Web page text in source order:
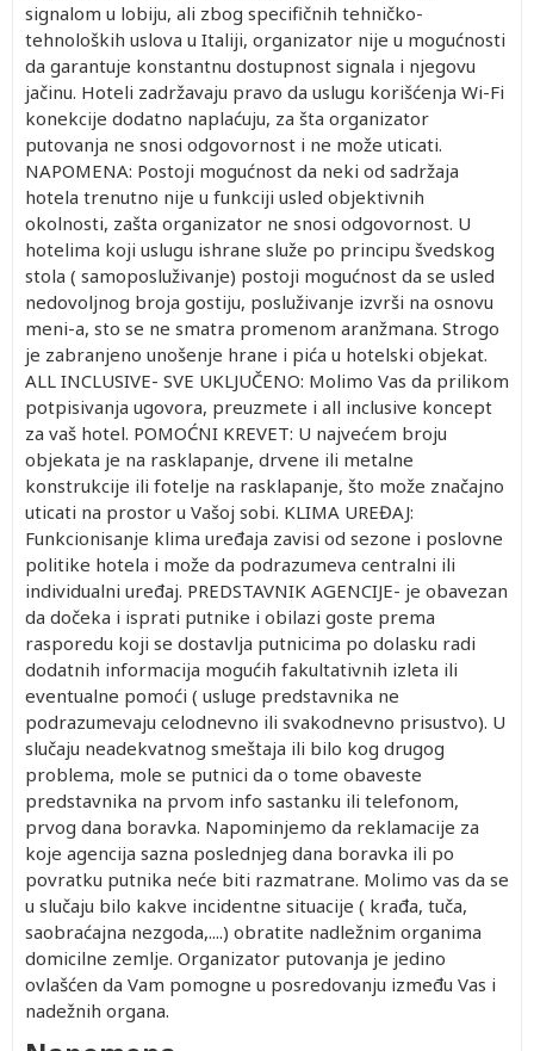
signalom u lobiju, ali zbog specifičnih tehničko-
tehnoloških uslova u Italiji, organizator nije u mogućnosti
da garantuje konstantnu dostupnost signala i njegovu
jačinu. Hoteli zadržavaju pravo da uslugu korišćenja Wi-Fi
konekcije dodatno naplaćuju, za šta organizator
putovanja ne snosi odgovornost i ne može uticati.
NAPOMENA: Postoji mogućnost da neki od sadržaja
hotela trenutno nije u funkciji usled objektivnih
okolnosti, zašta organizator ne snosi odgovornost. U
hotelima koji uslugu ishrane služe po principu švedskog
stola ( samoposluživanje) postoji mogućnost da se usled
nedovoljnog broja gostiju, posluživanje izvrši na osnovu
meni-a, sto se ne smatra promenom aranžmana. Strogo
je zabranjeno unošenje hrane i pića u hotelski objekat.
ALL INCLUSIVE- SVE UKLJUČENO: Molimo Vas da prilikom
potpisivanja ugovora, preuzmete i all inclusive koncept
za vaš hotel. POMOĆNI KREVET: U najvećem broju
objekata je na rasklapanje, drvene ili metalne
konstrukcije ili fotelje na rasklapanje, što može značajno
uticati na prostor u Vašoj sobi. KLIMA UREĐAJ:
Funkcionisanje klima uređaja zavisi od sezone i poslovne
politike hotela i može da podrazumeva centralni ili
individualni uređaj. PREDSTAVNIK AGENCIJE- je obavezan
da dočeka i isprati putnike i obilazi goste prema
rasporedu koji se dostavlja putnicima po dolasku radi
dodatnih informacija mogućih fakultativnih izleta ili
eventualne pomoći ( usluge predstavnika ne
podrazumevaju celodnevno ili svakodnevno prisustvo). U
slučaju neadekvatnog smeštaja ili bilo kog drugog
problema, mole se putnici da o tome obaveste
predstavnika na prvom info sastanku ili telefonom,
prvog dana boravka. Napominjemo da reklamacije za
koje agencija sazna poslednjeg dana boravka ili po
povratku putnika neće biti razmatrane. Molimo vas da se
u slučaju bilo kakve incidentne situacije ( krađa, tuča,
saobraćajna nezgoda,....) obratite nadležnim organima
domicilne zemlje. Organizator putovanja je jedino
ovlašćen da Vam pomogne u posredovanju između Vas i
nadežnih organa.